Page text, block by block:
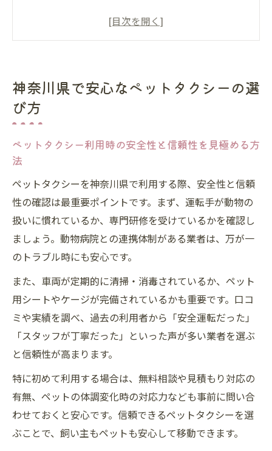
ペットタクシーの設備やサービス内容を比
較するポイント
ペットタクシー予約前に確認すべき対応範
心を確保
ペットタクシーでの快適な送迎を叶える事
前準備とは
ペットタクシー利用時のストレス軽減の工
夫ポイント
ペットタクシーでペットも飼い主も安心す
るコツ
ペットタクシーおすすめの予約タイミング
と手順
タクシーでペットが乗れるサービスの活用
術
急な移動もペットタクシーなら安心対応
ペットタクシー緊急利用時に役立つサービ
スの選び方
急な体調不良時も安心なペットタクシーの
神奈川県で安心なペットタクシーの選
び方
ペットタクシー利用時の安全性と信頼性を見極める方
法
ペットタクシーを神奈川県で利用する際、安全性と信頼
性の確認は最重要ポイントです。まず、運転手が動物の
扱いに慣れているか、専門研修を受けているかを確認し
ましょう。動物病院との連携体制がある業者は、万が一
のトラブル時にも安心です。
また、車両が定期的に清掃・消毒されているか、ペット
用シートやケージが完備されているかも重要です。口コ
ミや実績を調べ、過去の利用者から「安全運転だった」
「スタッフが丁寧だった」といった声が多い業者を選ぶ
と信頼性が高まります。
特に初めて利用する場合は、無料相談や見積もり対応の
有無、ペットの体調変化時の対応力なども事前に問い合
わせておくと安心です。信頼できるペットタクシーを選
ぶことで、飼い主もペットも安心して移動できます。